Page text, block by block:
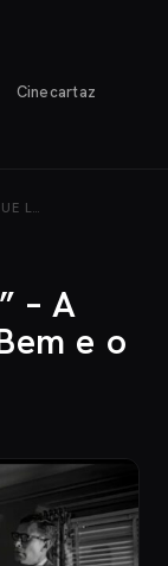
Cinecartaz
L…
– A
e o